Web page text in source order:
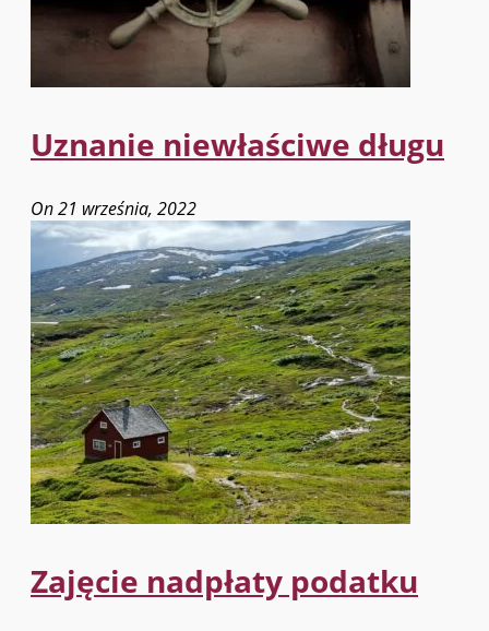
Uznanie niewłaściwe długu
On 21 września, 2022
Zajęcie nadpłaty podatku